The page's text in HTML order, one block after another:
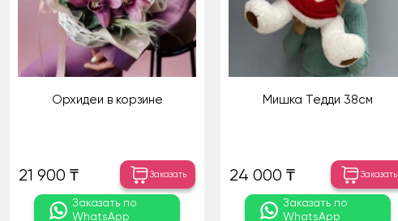
Орхидеи в корзине
21 900 ₸ Заказать
Заказать по
WhatsApp
Мишка Тедди 38см
24 000 ₸ Заказать
Заказать по
WhatsApp